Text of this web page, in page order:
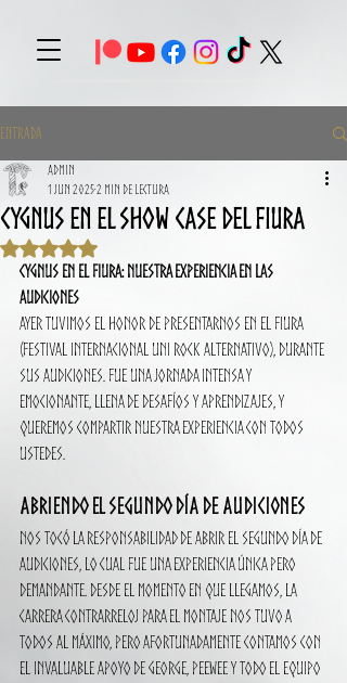
Entrada
CYGNUS EN el show case del FIURA
Admin
1 jun 20252 min de lectura
Obtuvo NaN de 5 estrellas.
CYGNUS en el FIURA: Nuestra Experiencia en las
Audiciones
Ayer tuvimos el honor de presentarnos en el FIURA
(Festival Internacional Uni Rock Alternativo), durante
sus audiciones. Fue una jornada intensa y
emocionante, llena de desafíos y aprendizajes, y
queremos compartir nuestra experiencia con todos
ustedes.
Abriendo el Segundo Día de Audiciones
Nos tocó la responsabilidad de abrir el segundo día de
audiciones, lo cual fue una experiencia única pero
demandante. Desde el momento en que llegamos, la
carrera contrarreloj para el montaje nos tuvo a
todos al máximo, pero afortunadamente contamos con
el invaluable apoyo de George, Peewee y todo el equipo